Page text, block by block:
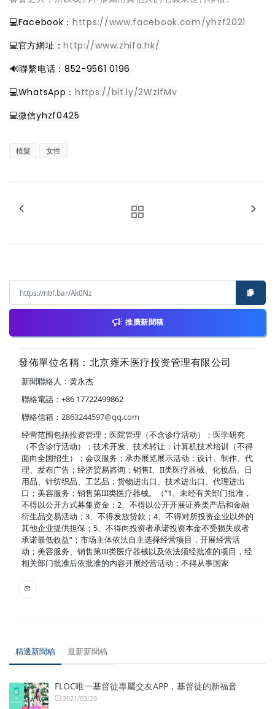
💻Facebook： https://www.facebook.com/yhzf2021
💻官方網址：http://www.zhifa.hk/
️🔊聯繫电话：852-9561 0196
💻WhatsApp： https://bit.ly/2WzlfMv
💻微信yhzf0425
植髮 女性
推廣新聞稿
發佈單位名稱：北京雍禾医疗投资管理有限公司
新聞聯絡人：黄永杰
聯絡電話：+86 17722499862
聯絡信箱： 2863244597@qq.com
经营范围包括投资管理；医院管理（不含诊疗活动）；医学研究
（不含诊疗活动）；技术开发、技术转让；计算机技术培训（不得
面向全国招生）；会议服务；承办展览展示活动；设计、制作、代
理、发布广告；经济贸易咨询；销售I、II类医疗器械、化妆品、日
用品、针纺织品、工艺品；货物进出口、技术进出口、代理进出
口；美容服务；销售第III类医疗器械。（“1、未经有关部门批准，
不得以公开方式募集资金；2、不得以公开开展证券类产品和金融
衍生品交易活动；3、不得发放贷款；4、不得对所投资企业以外的
其他企业提供担保；5、不得向投资者承诺投资本金不受损失或者
承诺最低收益”；市场主体依法自主选择经营项目，开展经营活
动；美容服务、销售第III类医疗器械以及依法须经批准的项目，经
相关部门批准后依批准的内容开展经营活动；不得从事国家
精選新聞稿 最新新聞稿
FLOC唯一基督徒專屬交友APP，基督徒的新福音
2021/03/29